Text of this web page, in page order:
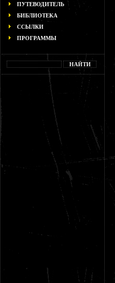
ПУТЕВОДИТЕЛЬ
БИБЛИОТЕКА
ССЫЛКИ
ПРОГРАММЫ